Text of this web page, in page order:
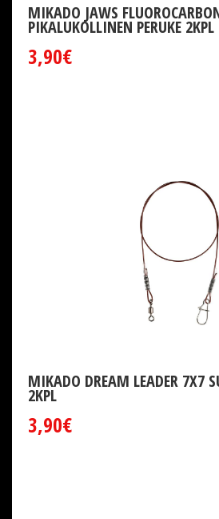
MIKADO JAWS
PIKALUKOLLINEN PERUKE 2KPL
3,90€
MIKADO DREAM LEADER 7X7
2KPL
3,90€